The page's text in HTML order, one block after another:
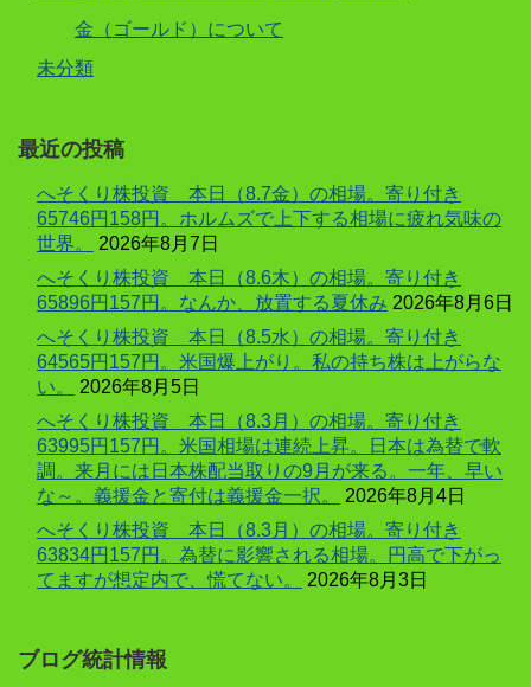
金（ゴールド）について
未分類
最近の投稿
へそくり株投資 本日（8.7金）の相場。寄り付き
65746円158円。ホルムズで上下する相場に疲れ気味の
世界。
2026年8月7日
へそくり株投資 本日（8.6木）の相場。寄り付き
65896円157円。なんか、放置する夏休み 2026年8月6日
へそくり株投資 本日（8.5水）の相場。寄り付き
64565円157円。米国爆上がり。私の持ち株は上がらな
い。
2026年8月5日
へそくり株投資 本日（8.3月）の相場。寄り付き
63995円157円。米国相場は連続上昇。日本は為替で軟
調。来月には日本株配当取りの9月が来る。一年、早い
な～。義援金と寄付は義援金一択。
2026年8月4日
へそくり株投資 本日（8.3月）の相場。寄り付き
63834円157円。為替に影響される相場。円高で下がっ
てますが想定内で、慌てない。
2026年8月3日
ブログ統計情報